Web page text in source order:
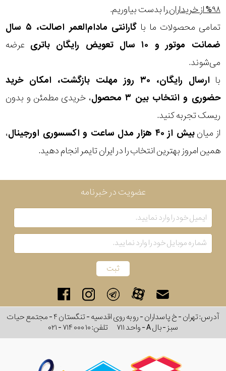
۹۸% از خریداران
را بدست بیاوریم.
تمامی محصولات ما با
گارانتی مادام‌العمر اصالت، ۵ سال
ضمانت موتور و ۱۰ سال تعویض رایگان باتری
عرضه
می‌شوند.
با
ارسال رایگان، ۳۰ روز مهلت بازگشت، امکان خرید
حضوری و انتخاب بین ۳ محصول
، خریدی مطمئن و بدون
ریسک تجربه کنید.
از میانبیش از ۴۰ هزار مدل ساعت و اکسسوری اورجینال
،
همین امروز بهترین انتخاب را در ایران تایمر انجام دهید.
عضویت در خبرنامه
آدرس: تهران - خ پاسداران - رو به روی اقدسیه - تنگستان ۴ - مجتمع حیات
سبز - بال A - واحد ۷۱۱
تلفن:۰۲۱ - ۷۱۴ ۰۰۰ ۱۰